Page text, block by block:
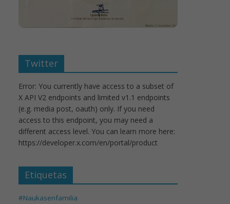
Twitter
Error: You currently have access to a subset of
X API V2 endpoints and limited v1.1 endpoints
(e.g. media post, oauth) only. If you need
access to this endpoint, you may need a
different access level. You can learn more here:
https://developer.x.com/en/portal/product
Etiquetas
#Naukasenfamilia